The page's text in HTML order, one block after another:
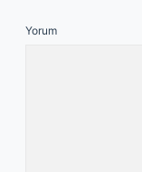
Yorum